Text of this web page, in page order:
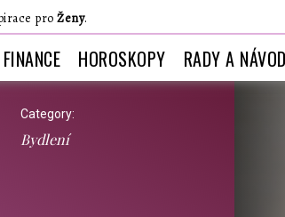
proŽeny.
FINANCE HOROSKOPY RADY A
Category:
Bydlení